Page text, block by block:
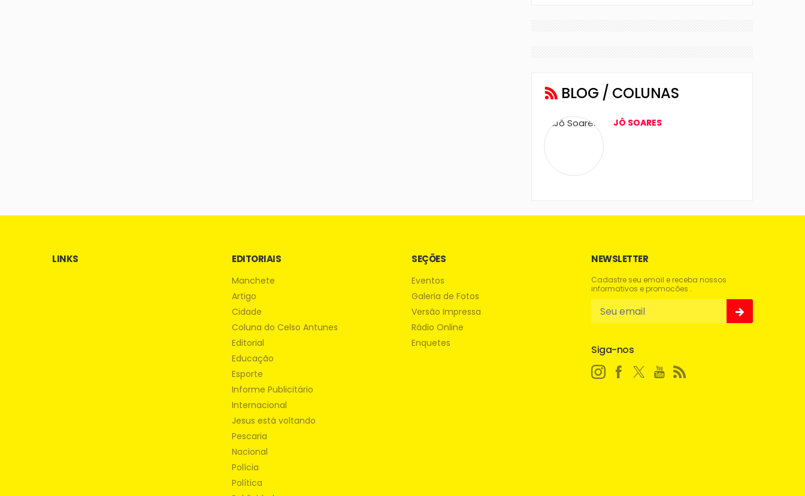
BLOG / COLUNAS
JÔ SOARES
LINKS EDITORIAIS
Manchete
Artigo
Cidade
Coluna do Celso Antunes
Editorial
Educação
Esporte
Informe Publicitário
Internacional
Jesus está voltando
Pescaria
Nacional
Polícia
Política
SEÇÕES
Eventos
Galeria de Fotos
Versão Impressa
Rádio Online
Enquetes
NEWSLETTER
Cadastre seu email e receba nossos
informativos e promocões .
Siga-nos